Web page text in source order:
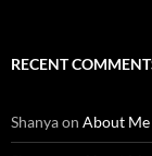
RECENT
Shanyaon About Me